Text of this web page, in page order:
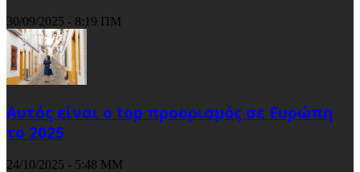
30/09/2025 - 8:19 ΠΜ
Αυτός είναι ο top προορισμός σε Ευρώπη
το 2025
24/10/2025 - 5:48 ΜΜ